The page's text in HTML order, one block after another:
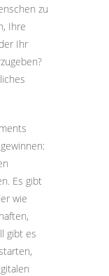
zu
Ihre
Ihr
Es gibt
wie
gibt es